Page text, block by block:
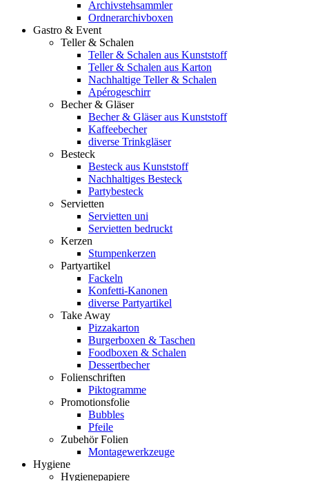
Archivstehsammler
Ordnerarchivboxen
Gastro & Event
Teller & Schalen
Teller & Schalen aus Kunststoff
Teller & Schalen aus Karton
Nachhaltige Teller & Schalen
Apérogeschirr
Becher & Gläser
Becher & Gläser aus Kunststoff
Kaffeebecher
diverse Trinkgläser
Besteck
Besteck aus Kunststoff
Nachhaltiges Besteck
Partybesteck
Servietten
Servietten uni
Servietten bedruckt
Kerzen
Stumpenkerzen
Partyartikel
Fackeln
Konfetti-Kanonen
diverse Partyartikel
Take Away
Pizzakarton
Burgerboxen & Taschen
Foodboxen & Schalen
Dessertbecher
Folienschriften
Piktogramme
Promotionsfolie
Bubbles
Pfeile
Zubehör Folien
Montagewerkzeuge
Hygiene
Hygienepapiere